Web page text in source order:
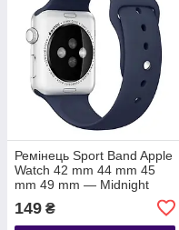
Ремінець Sport Band Apple
Watch 42 mm 44 mm 45
mm 49 mm — Midnight
149 ₴